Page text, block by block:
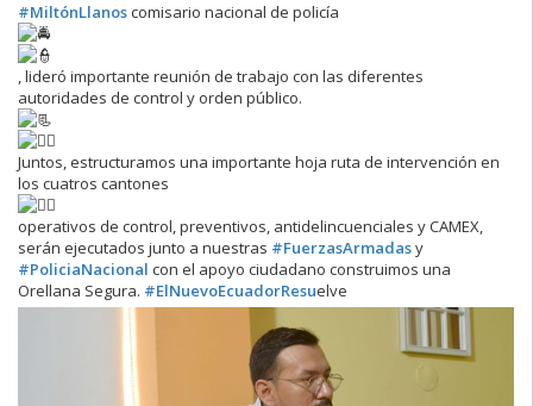
#MiltónLlanoscomisario nacional de policía
, lideró importante reunión de trabajo con las diferentes
autoridades de control y orden público.
Juntos, estructuramos una importante hoja ruta de intervención en
los cuatros cantones
operativos de control, preventivos, antidelincuenciales y CAMEX,
serán ejecutados junto a nuestras #FuerzasArmadasy
#PoliciaNacional con el apoyo ciudadano construimos una
Orellana Segura. #ElNuevoEcuadorResuelve